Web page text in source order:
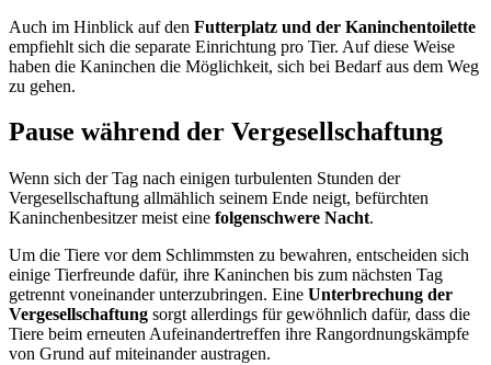
Auch im Hinblick auf den Futterplatz und der Kaninchentoilette
empfiehlt sich die separate Einrichtung pro Tier. Auf diese Weise
haben die Kaninchen die Möglichkeit, sich bei Bedarf aus dem Weg
zu gehen.
Pause während der Vergesellschaftung
Wenn sich der Tag nach einigen turbulenten Stunden der
Vergesellschaftung allmählich seinem Ende neigt, befürchten
Kaninchenbesitzer meist eine folgenschwere Nacht.
Um die Tiere vor dem Schlimmsten zu bewahren, entscheiden sich
einige Tierfreunde dafür, ihre Kaninchen bis zum nächsten Tag
getrennt voneinander unterzubringen. Eine Unterbrechung der
Vergesellschaftung sorgt allerdings für gewöhnlich dafür, dass die
Tiere beim erneuten Aufeinandertreffen ihre Rangordnungskämpfe
von Grund auf miteinander austragen.